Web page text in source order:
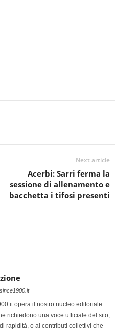
Next article
Acerbi: Sarri ferma la
sessione di allenamento e
bacchetta i tifosi presenti
opera il nostro nucleo editoriale.
richiedono una voce ufficiale del sito,
rapidità, o ai contributi collettivi che